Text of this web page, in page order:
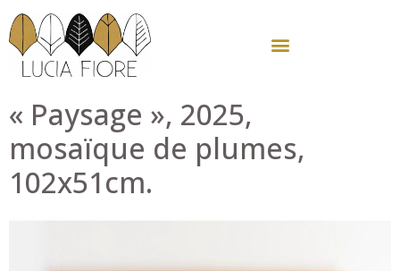
« Paysage », 2025,
mosaïque de plumes,
102x51cm.